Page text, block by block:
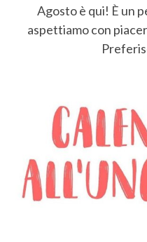
Agosto è qui! È un
aspettiamo con